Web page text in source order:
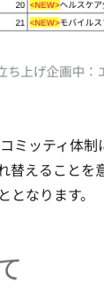
ッティ体制
替えること
なります。